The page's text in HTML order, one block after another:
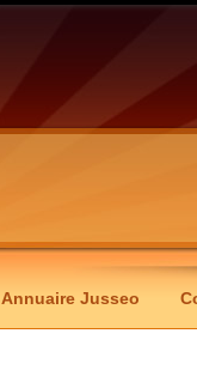
Annuaire Jusseo